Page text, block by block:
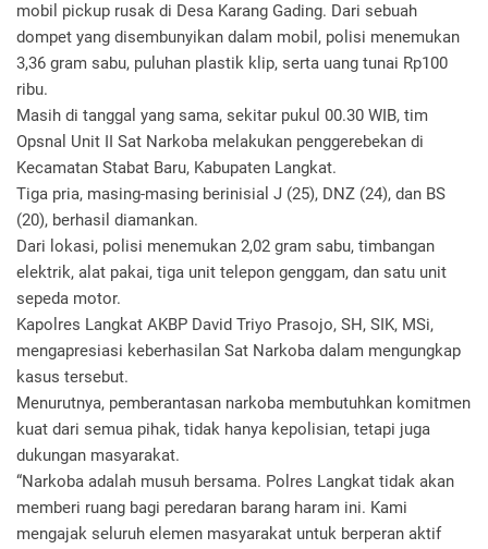
mobil pickup rusak di Desa Karang Gading. Dari sebuah
dompet yang disembunyikan dalam mobil, polisi menemukan
3,36 gram sabu, puluhan plastik klip, serta uang tunai Rp100
ribu.
Masih di tanggal yang sama, sekitar pukul 00.30 WIB, tim
Opsnal Unit II Sat Narkoba melakukan penggerebekan di
Kecamatan Stabat Baru, Kabupaten Langkat.
Tiga pria, masing-masing berinisial J (25), DNZ (24), dan BS
(20), berhasil diamankan.
Dari lokasi, polisi menemukan 2,02 gram sabu, timbangan
elektrik, alat pakai, tiga unit telepon genggam, dan satu unit
sepeda motor.
Kapolres Langkat AKBP David Triyo Prasojo, SH, SIK, MSi,
mengapresiasi keberhasilan Sat Narkoba dalam mengungkap
kasus tersebut.
Menurutnya, pemberantasan narkoba membutuhkan komitmen
kuat dari semua pihak, tidak hanya kepolisian, tetapi juga
dukungan masyarakat.
“Narkoba adalah musuh bersama. Polres Langkat tidak akan
memberi ruang bagi peredaran barang haram ini. Kami
mengajak seluruh elemen masyarakat untuk berperan aktif